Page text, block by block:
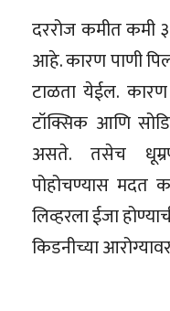
दररोज कमीत कमी
आहे. कारण पाणी
टाळता येईल. कारण
टॉक्सिक आणि
असते. तसेच
पोहोचण्यास मदत
लिव्हरला ईजा
किडनीच्या